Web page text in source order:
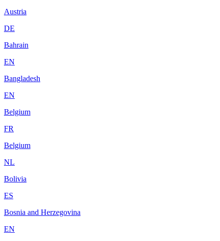
Austria
DE
Bahrain
EN
Bangladesh
EN
Belgium
FR
Belgium
NL
Bolivia
ES
Bosnia and Herzegovina
EN